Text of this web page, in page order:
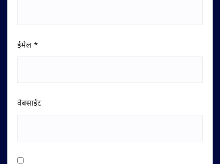
ईमेल *
वेबसाईट